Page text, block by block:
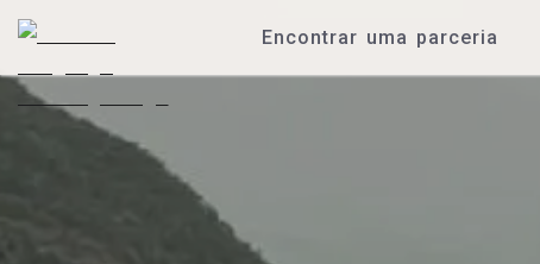
Encontrar uma parceria